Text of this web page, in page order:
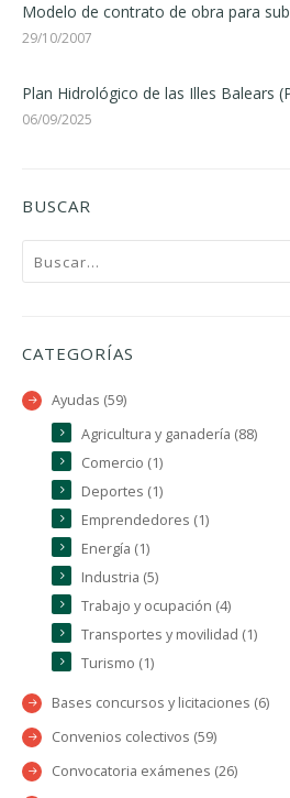
Modelo de contrato de obra para
29/10/2007
Plan Hidrológico de las Illes Balears
06/09/2025
BUSCAR
CATEGORÍAS
Ayudas (59)
Agricultura y ganadería (88)
Comercio (1)
Deportes (1)
Emprendedores (1)
Energía (1)
Industria (5)
Trabajo y ocupación (4)
Transportes y movilidad (1)
Turismo (1)
Bases concursos y licitaciones (6)
Convenios colectivos (59)
Convocatoria exámenes (26)